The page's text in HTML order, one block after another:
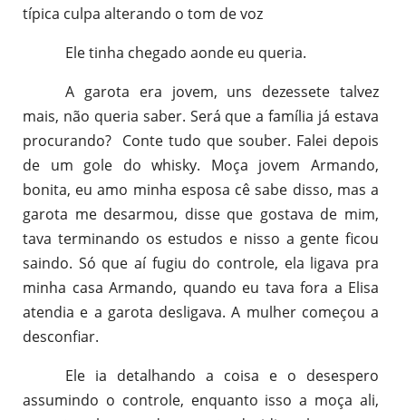
típica culpa alterando o tom de voz
Ele tinha chegado aonde eu queria.
A garota era jovem, uns dezessete talvez
mais, não queria saber. Será que a família já estava
procurando? Conte tudo que souber. Falei depois
de um gole do whisky. Moça jovem Armando,
bonita, eu amo minha esposa cê sabe disso, mas a
garota me desarmou, disse que gostava de mim,
tava terminando os estudos e nisso a gente ficou
saindo. Só que aí fugiu do controle, ela ligava pra
minha casa Armando, quando eu tava fora a Elisa
atendia e a garota desligava. A mulher começou a
desconfiar.
Ele ia detalhando a coisa e o desespero
assumindo o controle, enquanto isso a moça ali,